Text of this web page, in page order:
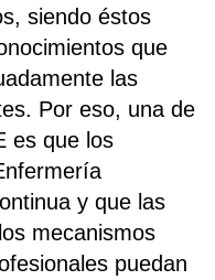
siendo éstos
que
las
Por eso, una de
es que los
y que las
mecanismos
puedan